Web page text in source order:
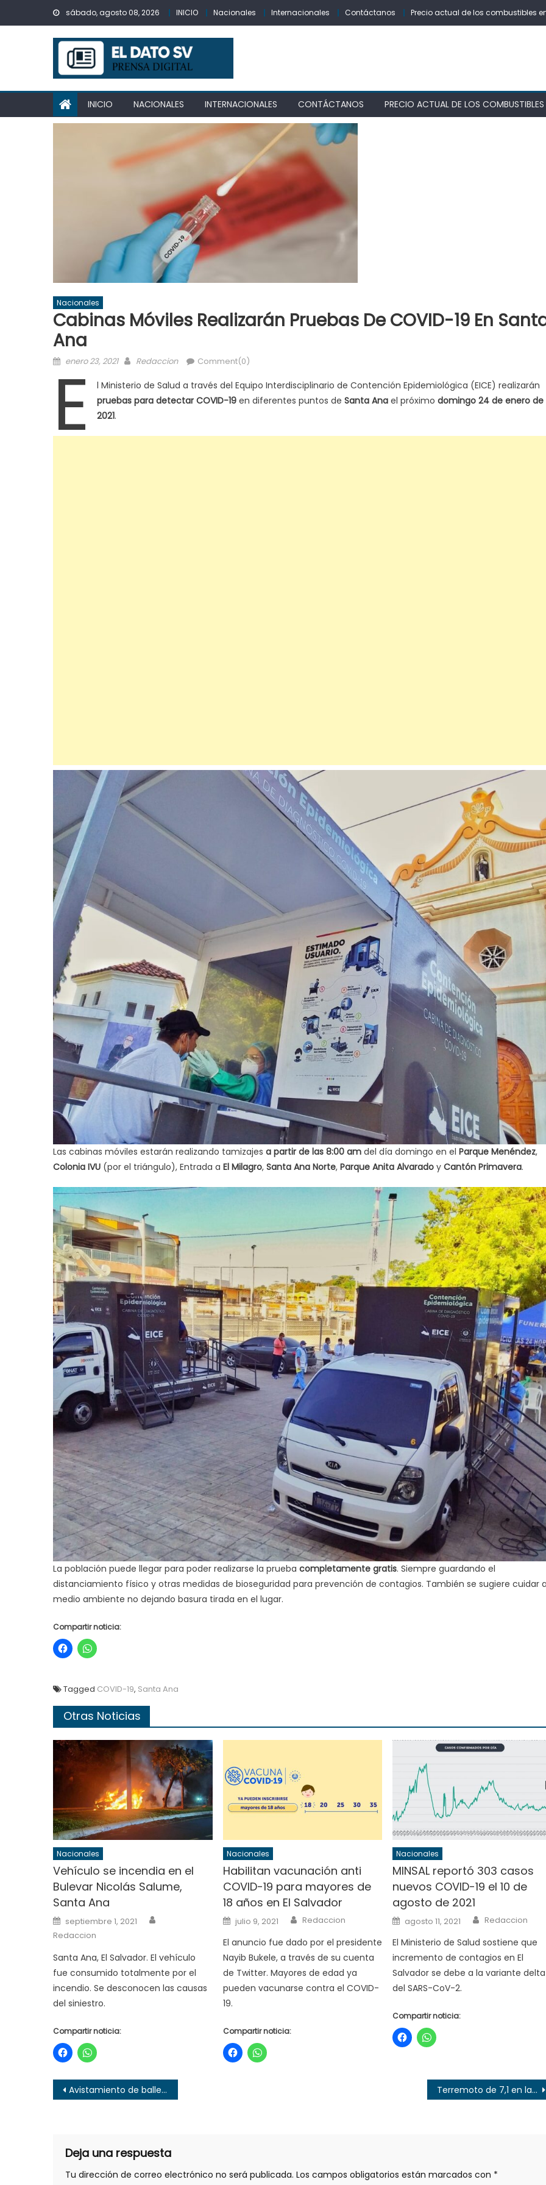
sábado, agosto 08, 2026 INICIO Nacionales Internacionales Contáctanos Precio actual de los combustibles
INICIO NACIONALES INTERNACIONALES CONTÁCTANOS PRECIO ACTUAL DE LOS
Nacionales
Cabinas Móviles Realizarán Pruebas De COVID-19 En
Ana
Posted
enero 23, 2021 Author
Redaccion Comment(0)
E
l Ministerio de Salud a través del Equipo Interdisciplinario de Contención Epidemiológica (EICE) realizarán
pruebas para detectar COVID-19en diferentes puntos de Santa Anael próximo domingo 24 de enero de
2021.
Las cabinas móviles estarán realizando tamizajes a partir de las 8:00 am del día domingo en el Parque Menéndez,
Colonia IVU (por el triángulo), Entrada a El Milagro, Santa Ana Norte, Parque Anita Alvarado y Cantón Primavera.
La población puede llegar para poder realizarse la prueba completamente gratis. Siempre guardando el
distanciamiento físico y otras medidas de bioseguridad para prevención de contagios. También se sugiere cuidar
medio ambiente no dejando basura tirada en el lugar.
Compartir noticia:
Tagged COVID-19, Santa Ana
Otras Noticias
Nacionales
Vehículo se incendia en el
Bulevar Nicolás Salume,
Santa Ana
Posted
on
septiembre 1, 2021
Redaccion
Santa Ana, El Salvador. El vehículo
fue consumido totalmente por el
incendio. Se desconocen las causas
del siniestro.
Compartir noticia:
Nacionales
Habilitan vacunación anti
COVID-19 para mayores de
18 años en El Salvador
Posted
on
julio 9, 2021 Author
Redaccion
El anuncio fue dado por el presidente
Nayib Bukele, a través de su cuenta
de Twitter. Mayores de edad ya
pueden vacunarse contra el COVID-
19.
Compartir noticia:
Nacionales
MINSAL reportó 303 casos
nuevos COVID-19 el 10 de
agosto de 2021
Posted
on
agosto 11, 2021 Author
Redaccion
El Ministerio de Salud sostiene que
incremento de contagios en El
Salvador se debe a la variante delta
del SARS-CoV-2.
Compartir noticia:
Navegación
de
Avistamiento de ballenas jorobadas en playas salvadoreñas Terremoto de 7,1 en la Antártida activa alertas en Chile
Deja una respuesta
Tu dirección de correo electrónico no será publicada. Los campos obligatorios están marcados con *